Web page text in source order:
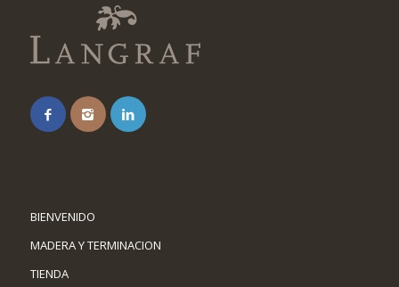
BIENVENIDO
MADERA Y TERMINACION
TIENDA